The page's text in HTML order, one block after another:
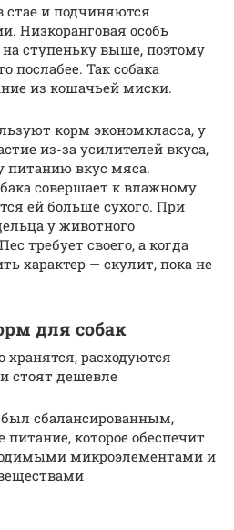
и подчиняются
Низкоранговая особь
ступеньку выше, поэтому
послабее. Так собака
из кошачьей миски.
корм экономкласса, у
из-за усилителей вкуса,
вкус мяса.
совершает к влажному
ей больше сухого. При
у животного
требует своего, а когда
характер — скулит, пока не
для собак
расходуются
стоят дешевле
сбалансированным,
питание, которое обеспечит
микроэлементами и